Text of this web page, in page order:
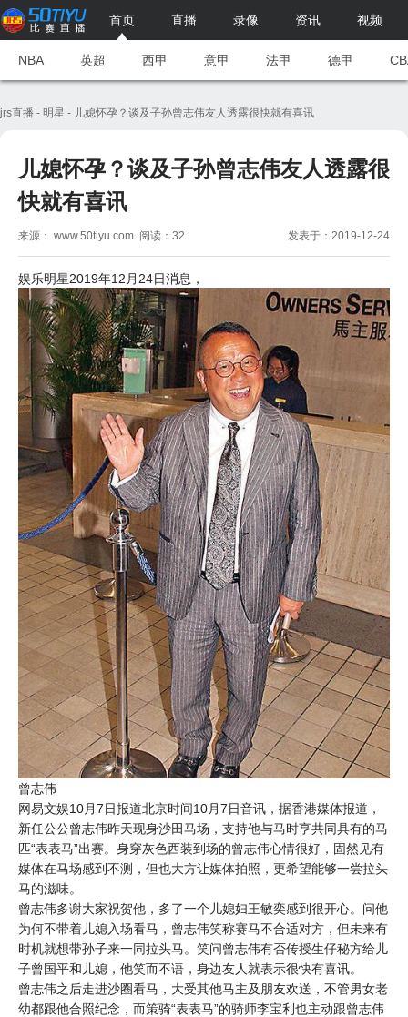
#endText p img {max-w">
首页 直播 录像 资讯 视频
NBA 英超 西甲 意甲 法甲 德甲
jrs直播 - 明星 - 儿媳怀孕？谈及子孙曾志伟友人透露很快就有喜讯
儿媳怀孕？谈及子孙曾志伟友人透露很
快就有喜讯
来源： www.50tiyu.com 阅读：32 发表于：2019-12-24
娱乐明星2019年12月24日消息，
曾志伟
网易文娱10月7日报道北京时间10月7日音讯，据香港媒体报道，
新任公公曾志伟昨天现身沙田马场，支持他与马时亨共同具有的马
匹“表表马”出赛。身穿灰色西装到场的曾志伟心情很好，固然见有
媒体在马场感到不测，但也大方让媒体拍照，更希望能够一尝拉头
马的滋味。
曾志伟多谢大家祝贺他，多了一个儿媳妇王敏奕感到很开心。问他
为何不带着儿媳入场看马，曾志伟笑称赛马不合适对方，但未来有
时机就想带孙子来一同拉头马。笑问曾志伟有否传授生仔秘方给儿
子曾国平和儿媳，他笑而不语，身边友人就表示很快有喜讯。
曾志伟之后走进沙圈看马，大受其他马主及朋友欢送，不管男女老
幼都跟他合照纪念，而策骑“表表马”的骑师李宝利也主动跟曾志伟